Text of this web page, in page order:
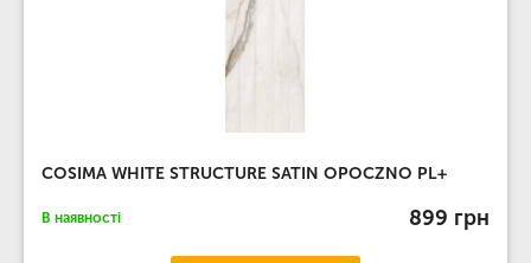
COSIMA WHITE STRUCTURE SATIN OPOCZNO PL+
В наявності 899 грн